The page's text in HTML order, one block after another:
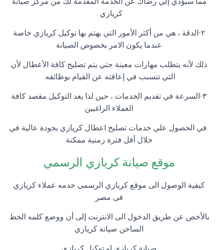
كريازي .
٢-الدقة ، هي من أكثر الأمور التي يهتم بها توكيل كريازي خاصة
عندما يكون الامر بخصوص الصيانة
ذلك لأنه يتطلب مهارات معينة حتي يتم تصليح كافة الأعطال لأن
التي تتسبب في إعاقته عن القيام بوظائفه.
٣-السرعة في تقديم الخدمات ، حين لذا يعد التوكيل مقصد كافة
العملاء الراغبين
.في الحصول علي خدمات تصليح اعطال كريازي بجودة عالية في
خلال أقل فترة زمنية ممكنة
موقع صيانة كريازي الرسمي
كيفية الوصول الى موقع كريازي الرسمى خدمه عملاء كريازي
فى مصر
بالأخص عن طريق الدخول الى الانترنت إلى أن ووضع كلمه الخط
الساخن صيانة كريازي